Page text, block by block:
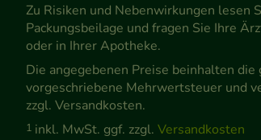
Zu Risiken und Nebenwirkungen lesen
Packungsbeilage und fragen Sie Ihre
oder in Ihrer Apotheke.
Die angegebenen Preise beinhalten die
vorgeschriebene Mehrwertsteuer und
zzgl. Versandkosten.
1 inkl. MwSt. ggf. zzgl. Versandkosten